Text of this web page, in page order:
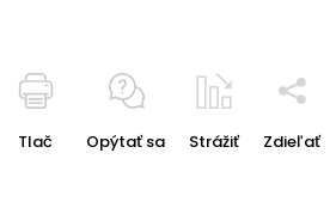
Tlač Opýtať sa Strážiť Zdieľať